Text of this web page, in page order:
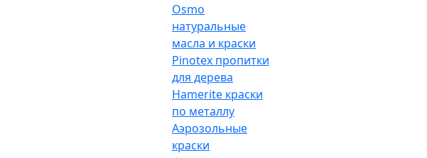
Osmo
натуральные
масла и краски
Pinotex пропитки
для дерева
Hamerite краски
по металлу
Аэрозольные
краски